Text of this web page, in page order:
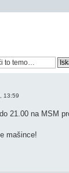
13:59
21.00 na MSM
mašince!